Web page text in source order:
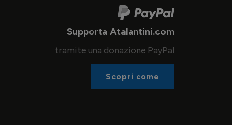
Supporta Atalantini.com
tramite una donazione PayPal
Scopri come